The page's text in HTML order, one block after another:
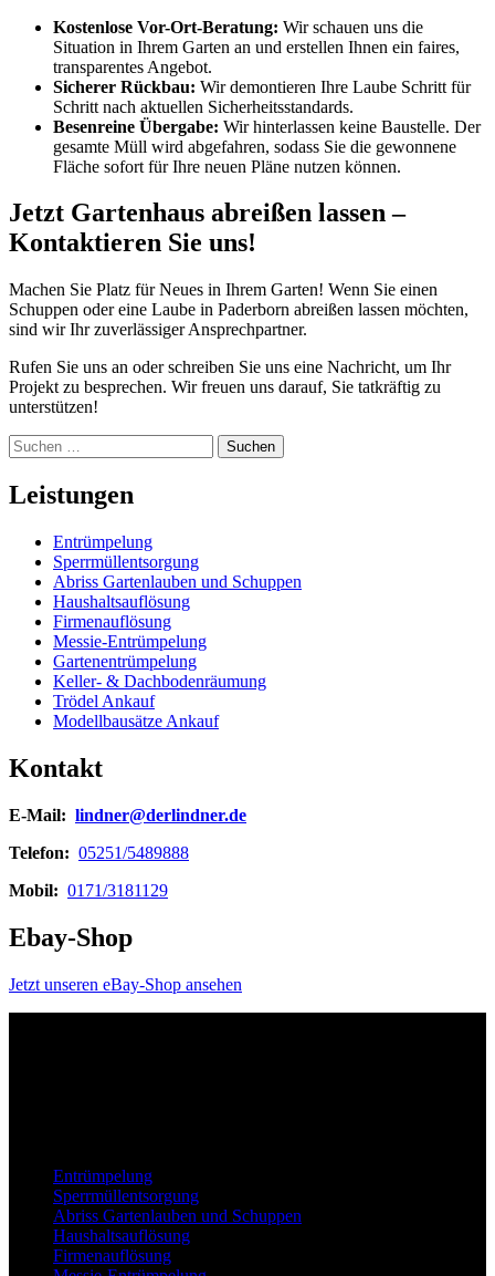
Kostenlose Vor-Ort-Beratung: Wir schauen uns die
Situation in Ihrem Garten an und erstellen Ihnen ein faires,
transparentes Angebot.
Sicherer Rückbau: Wir demontieren Ihre Laube Schritt für
Schritt nach aktuellen Sicherheitsstandards.
Besenreine Übergabe: Wir hinterlassen keine Baustelle. Der
gesamte Müll wird abgefahren, sodass Sie die gewonnene
Fläche sofort für Ihre neuen Pläne nutzen können.
Jetzt Gartenhaus abreißen lassen –
Kontaktieren Sie uns!
Machen Sie Platz für Neues in Ihrem Garten! Wenn Sie einen
Schuppen oder eine Laube in Paderborn abreißen lassen möchten,
sind wir Ihr zuverlässiger Ansprechpartner.
Rufen Sie uns an oder schreiben Sie uns eine Nachricht, um Ihr
Projekt zu besprechen. Wir freuen uns darauf, Sie tatkräftig zu
unterstützen!
Suchen
nach:
Leistungen
Entrümpelung
Sperrmüllentsorgung
Abriss Gartenlauben und Schuppen
Haushaltsauflösung
Firmenauflösung
Messie-Entrümpelung
Gartenentrümpelung
Keller- & Dachbodenräumung
Trödel Ankauf
Modellbausätze Ankauf
Kontakt
E-Mail: lindner@derlindner.de
Telefon: 05251/5489888
Mobil: 0171/3181129
Ebay-Shop
Jetzt unseren eBay-Shop ansehen
Entrümpelung
Sperrmüllentsorgung
Abriss Gartenlauben und Schuppen
Haushaltsauflösung
Firmenauflösung